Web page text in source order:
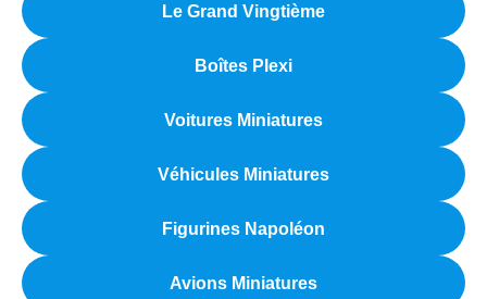
Le Grand Vingtième
Boîtes Plexi
Voitures Miniatures
Véhicules Miniatures
Figurines Napoléon
Avions Miniatures